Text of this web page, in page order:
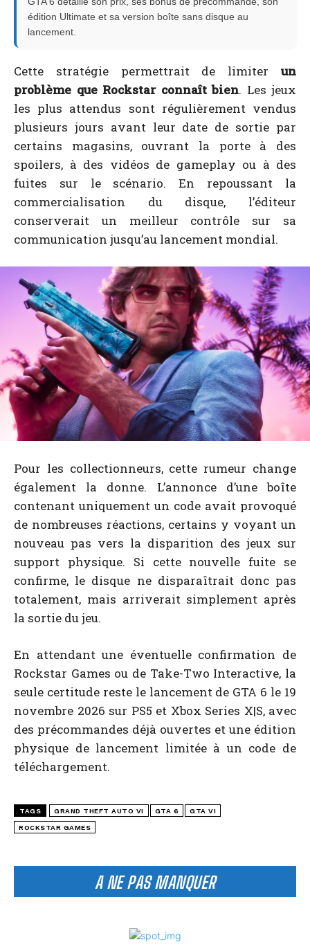
A NE PAS MANQUER
édition Ultimate et sa version boîte sans disque au
lancement.
Cette stratégie permettrait de limiter un
problème que Rockstar connaît bien. Les jeux
les plus attendus sont régulièrement vendus
plusieurs jours avant leur date de sortie par
certains magasins, ouvrant la porte à des
spoilers, à des vidéos de gameplay ou à des
fuites sur le scénario. En repoussant la
commercialisation du disque, l’éditeur
conserverait un meilleur contrôle sur sa
communication jusqu’au lancement mondial.
Pour les collectionneurs, cette rumeur change
également la donne. L’annonce d’une boîte
contenant uniquement un code avait provoqué
de nombreuses réactions, certains y voyant un
nouveau pas vers la disparition des jeux sur
support physique. Si cette nouvelle fuite se
confirme, le disque ne disparaîtrait donc pas
totalement, mais arriverait simplement après
la sortie du jeu.
En attendant une éventuelle confirmation de
Rockstar Games ou de Take-Two Interactive, la
seule certitude reste le lancement de GTA 6 le 19
novembre 2026 sur PS5 et Xbox Series X|S, avec
des précommandes déjà ouvertes et une édition
physique de lancement limitée à un code de
téléchargement.
TAGS GRAND THEFT AUTO VI GTA 6 GTA VI
ROCKSTAR GAMES